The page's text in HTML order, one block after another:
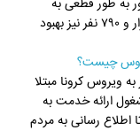
هزار و ۹۳۸ نفر در کشور به طور قطعی به
ویروس کرونا مبتلا شده، ۷۲۴ نفر فوت کرده و ۴ هزار و ۷۹۰ نفر نیز بهبود
چیست؟
ویروس کرونا مبتلا
ارائه خدمت به
اطلاع رسانی به مردم